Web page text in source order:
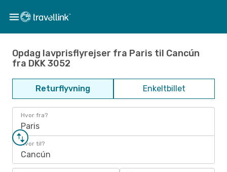
Opdag lavprisflyrejser fra Paris til Cancún
fra DKK 3052
Returflyvning Enkeltbillet
Hvor fra?
Paris
Hvor til?
Cancún